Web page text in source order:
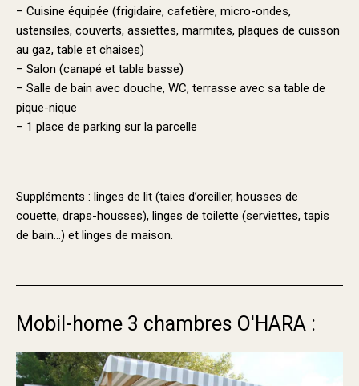
– Cuisine équipée (frigidaire, cafetière, micro-ondes,
ustensiles, couverts, assiettes, marmites, plaques de cuisson
au gaz, table et chaises)
– Salon (canapé et table basse)
– Salle de bain avec douche, WC, terrasse avec sa table de
pique-nique
– 1 place de parking sur la parcelle
Suppléments : linges de lit (taies d’oreiller, housses de
couette, draps-housses), linges de toilette (serviettes, tapis
de bain…) et linges de maison.
Mobil-home 3 chambres O'HARA :